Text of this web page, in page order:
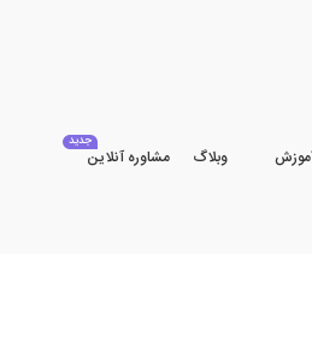
وبلاگ مشاوره آنلاین
جدید